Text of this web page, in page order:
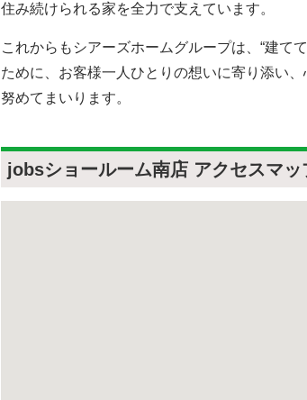
住み続けられる家を全力で支えています。
これからもシアーズホームグループは、“建て
ために、お客様一人ひとりの想いに寄り添い
努めてまいります。
jobsショールーム南店 アクセスマッ